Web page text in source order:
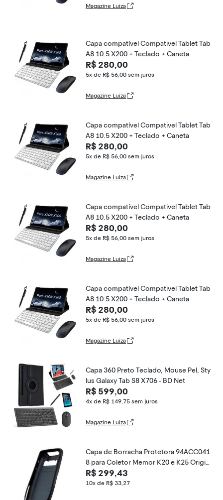
Magazine Luiza
Capa compatível Compativel Tablet Tab
A8 10.5 X200 + Teclado + Caneta
R$ 280,00
5x de R$ 56,00 sem juros
Magazine Luiza
Capa compatível Compativel Tablet Tab
A8 10.5 X200 + Teclado + Caneta
R$ 280,00
5x de R$ 56,00 sem juros
Magazine Luiza
Capa compatível Compativel Tablet Tab
A8 10.5 X200 + Teclado + Caneta
R$ 280,00
5x de R$ 56,00 sem juros
Magazine Luiza
Capa compatível Compativel Tablet Tab
A8 10.5 X200 + Teclado + Caneta
R$ 280,00
5x de R$ 56,00 sem juros
Magazine Luiza
Capa 360 Preto Teclado, Mouse Pel, Sty
lus Galaxy Tab S8 X706 - BD Net
R$ 599,00
4x de R$ 149,75 sem juros
Magazine Luiza
Capa de Borracha Protetora 94ACC041
8 para Coletor Memor K20 e K25 Origin
al Datalogic
R$ 299,43
10x de R$ 33,27